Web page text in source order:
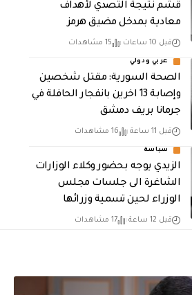
قشم نتيجة التصدي لأهداف
معادية بمدخل مضيق هرمز
قبل 10 ساعات 15 مشاهدات
عربي ودولي
الصحة السورية: مقتل شخصين
وإصابة 13 اخرين بانفجار الحافلة في
جرمانا بريف دمشق
قبل 11 ساعة 16 مشاهدات
سياسة
الزيدي يوجه بحضور وكلاء الوزارات
الشاغرة الى جلسات مجلس
الوزراء لحين تسمية وزرائها
قبل 12 ساعة 17 مشاهدات